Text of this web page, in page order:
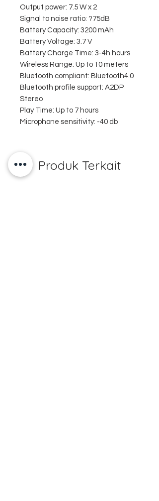
Output power: 7.5 W x 2
Signal to noise ratio: ?75dB
Battery Capacity: 3200 mAh
Battery Voltage: 3.7 V
Battery Charge Time: 3-4h hours
Wireless Range: Up to 10 meters
Bluetooth compliant: Bluetooth4.0
Bluetooth profile support: A2DP
Stereo
Play Time: Up to 7 hours
Microphone sensitivity: -40 db
Produk Terkait